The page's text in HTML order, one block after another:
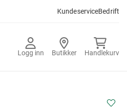
KundeserviceBedrift
Logg inn Butikker Handlekurv